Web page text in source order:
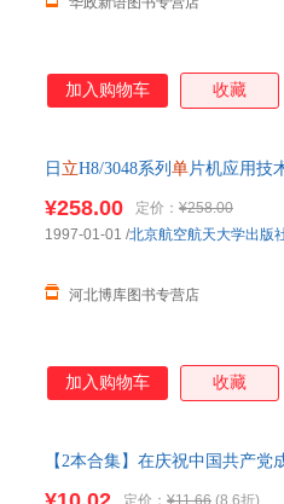
加入购物车 收藏
日 立H8/3048系列 单片机应用技
¥258.00 定价： ¥258.00
河北博库图书专营店
1997-01-01 /北京航空航天大学出版
加入购物车 收藏
【2本合集】在庆祝中国共产党
定价： ¥11.66 (8.6折)